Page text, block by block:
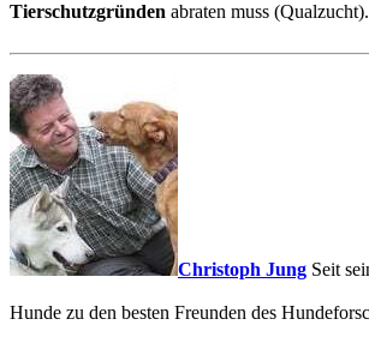
Tierschutzgründen abraten muss (Qualzucht).
Christoph Jung Seit
Hunde zu den besten Freunden des